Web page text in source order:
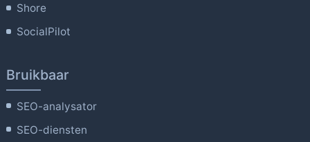
Shore
SocialPilot
Bruikbaar
SEO-analysator
SEO-diensten